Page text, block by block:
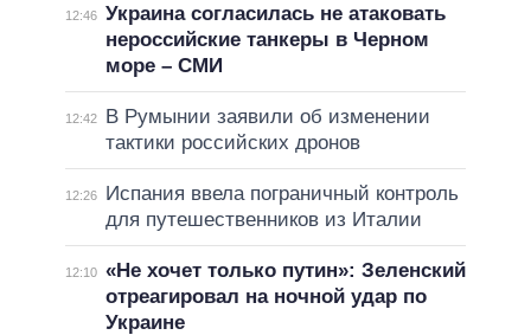
12:46 Украина согласилась не атаковать
нероссийские танкеры в Черном
море – СМИ
12:42
В Румынии заявили об изменении
тактики российских дронов
12:26
Испания ввела пограничный контроль
для путешественников из Италии
12:10 «Не хочет только путин»: Зеленский
отреагировал на ночной удар по
Украине